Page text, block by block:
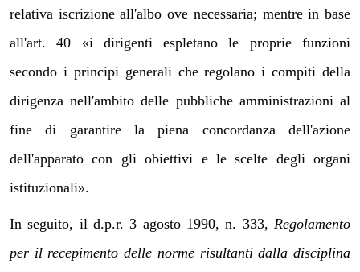
relativa iscrizione all'albo ove necessaria; mentre in base
all'art. 40 «i dirigenti espletano le proprie funzioni
secondo i principi generali che regolano i compiti della
dirigenza nell'ambito delle pubbliche amministrazioni al
fine di garantire la piena concordanza dell'azione
dell'apparato con gli obiettivi e le scelte degli organi
istituzionali».
In seguito, il d.p.r. 3 agosto 1990, n. 333, Regolamento
per il recepimento delle norme risultanti dalla disciplina